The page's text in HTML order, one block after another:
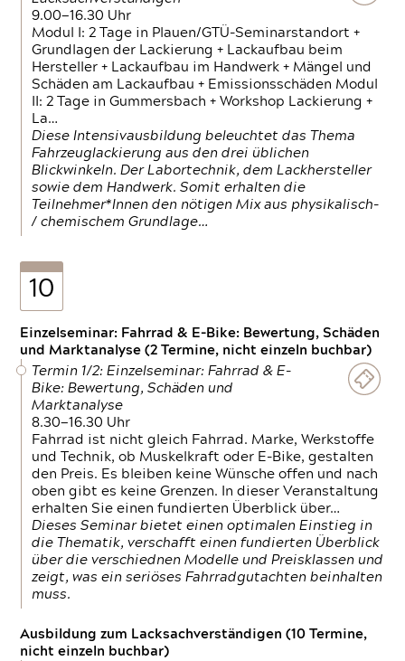
9.00—16.30 Uhr
Modul I: 2 Tage in Plauen/GTÜ-Seminarstandort +
Grundlagen der Lackierung + Lackaufbau beim
Hersteller + Lackaufbau im Handwerk + Mängel und
Schäden am Lackaufbau + Emissionsschäden Modul
II: 2 Tage in Gummersbach + Workshop Lackierung +
La…
Diese Intensivausbildung beleuchtet das Thema
Fahrzeuglackierung aus den drei üblichen
Blickwinkeln. Der Labortechnik, dem Lackhersteller
sowie dem Handwerk. Somit erhalten die
Teilnehmer*Innen den nötigen Mix aus physikalisch-
/ chemischem Grundlage…
10
Einzelseminar: Fahrrad & E-Bike: Bewertung, Schäden
und Marktanalyse (2 Termine, nicht einzeln buchbar)
Termin 1/2: Einzelseminar: Fahrrad & E-
Bike: Bewertung, Schäden und
Marktanalyse
8.30—16.30 Uhr
Fahrrad ist nicht gleich Fahrrad. Marke, Werkstoffe
und Technik, ob Muskelkraft oder E-Bike, gestalten
den Preis. Es bleiben keine Wünsche offen und nach
oben gibt es keine Grenzen. In dieser Veranstaltung
erhalten Sie einen fundierten Überblick über…
Dieses Seminar bietet einen optimalen Einstieg in
die Thematik, verschafft einen fundierten Überblick
über die verschiednen Modelle und Preisklassen und
zeigt, was ein seriöses Fahrradgutachten beinhalten
muss.
Ausbildung zum Lacksachverständigen (10 Termine,
nicht einzeln buchbar)